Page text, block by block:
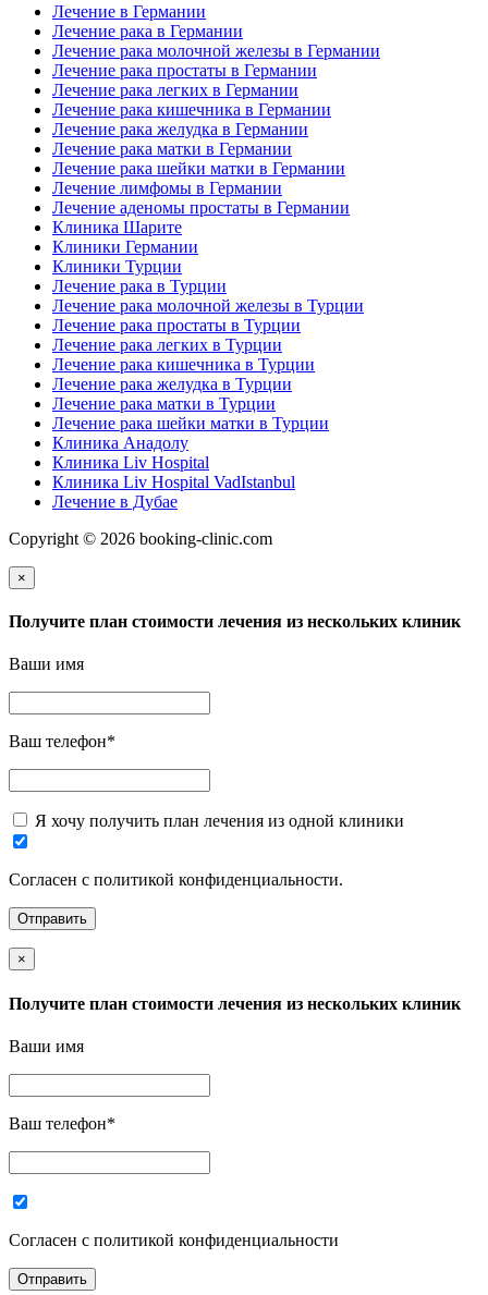
Лечение в Германии
Лечение рака в Германии
Лечение рака молочной железы в Германии
Лечение рака простаты в Германии
Лечение рака легких в Германии
Лечение рака кишечника в Германии
Лечение рака желудка в Германии
Лечение рака матки в Германии
Лечение рака шейки матки в Германии
Лечение лимфомы в Германии
Лечение аденомы простаты в Германии
Клиника Шарите
Клиники Германии
Клиники Турции
Лечение рака в Турции
Лечение рака молочной железы в Турции
Лечение рака простаты в Турции
Лечение рака легких в Турции
Лечение рака кишечника в Турции
Лечение рака желудка в Турции
Лечение рака матки в Турции
Лечение рака шейки матки в Турции
Клиника Анадолу
Клиника Liv Hospital
Клиника Liv Hospital VadIstanbul
Лечение в Дубае
Copyright © 2026 booking-clinic.com
×
Получите план стоимости лечения из нескольких клиник
Ваши имя
Ваш телефон*
Я хочу получить план лечения из одной клиники
Согласен с политикой конфиденциальности.
×
Получите план стоимости лечения из нескольких клиник
Ваши имя
Ваш телефон*
Согласен с политикой конфиденциальности